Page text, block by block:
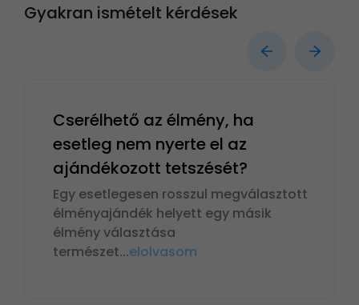
Gyakran ismételt kérdések
Cserélhető az élmény, ha
esetleg nem nyerte el az
ajándékozott tetszését?
Egy esetlegesen rosszul megválasztott
élményajándék helyett egy másik
élmény választása
természet...elolvasom